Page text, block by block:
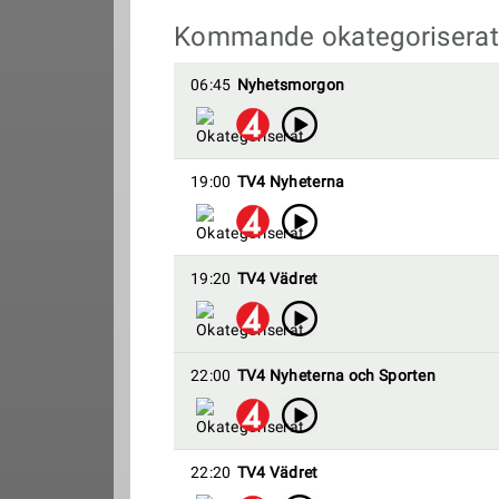
Kommande
06:45 Nyhetsmorgon
19:00 TV4 Nyheterna
19:20 TV4 Vädret
22:00 TV4 Nyheterna och Sporten
22:20 TV4 Vädret